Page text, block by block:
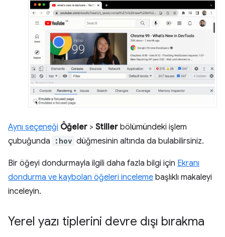
Aynı seçeneği Öğeler > Stiller bölümündeki işlem
çubuğunda
:hov düğmesinin altında da bulabilirsiniz.
Bir öğeyi dondurmayla ilgili daha fazla bilgi için Ekranı
dondurma ve kaybolan öğeleri inceleme başlıklı makaleyi
inceleyin.
Yerel yazı tiplerini devre dışı bırakma